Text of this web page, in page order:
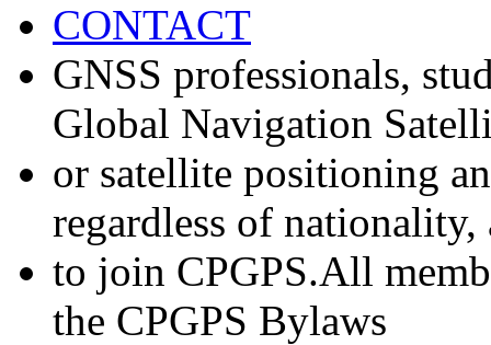
CONTACT
GNSS professionals,
Global Navigation
or satellite positioning
regardless of nationality,
to join CPGPS.All
the CPGPS Bylaws